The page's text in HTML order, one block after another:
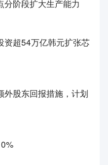
分阶段扩大生产能力
资超54万亿韩元扩张芯
外股东回报措施，计划